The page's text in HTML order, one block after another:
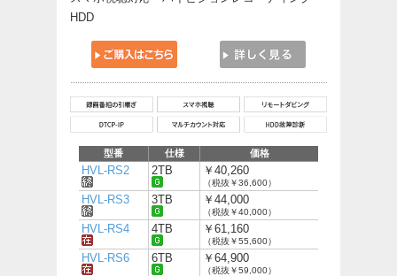
HDD
型番 仕様 価格
HVL-RS2 2TB ￥40,260
（税抜￥36,600）
HVL-RS3 3TB ￥44,000
（税抜￥40,000）
HVL-RS4 4TB ￥61,160
（税抜￥55,600）
HVL-RS6 6TB ￥64,900
（税抜￥59,000）